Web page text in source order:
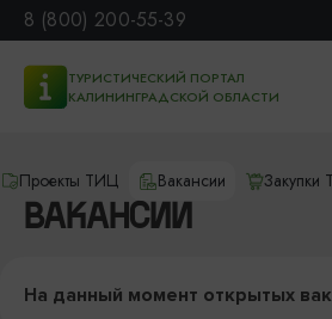
8 (800) 200-55-39
ТУРИСТИЧЕСКИЙ ПОРТАЛ
КАЛИНИНГРАДСКОЙ ОБЛАСТИ
Проекты ТИЦ Вакансии Закупки
ВАКАНСИИ
На данный момент открытых